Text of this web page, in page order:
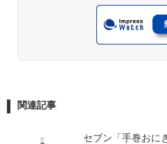
関連記事
セブン「手巻おに